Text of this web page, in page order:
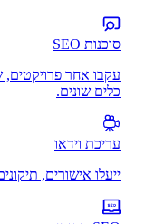
סוכנות SEO
עקבו אחר פרויקטים,
כלים שונים.
עריכת וידאו
ייעלו אישורים,